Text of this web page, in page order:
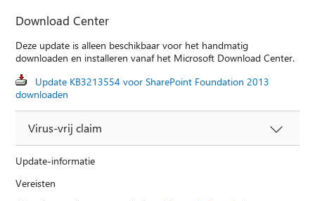
Download Center
Deze update is alleen beschikbaar voor het handmatig
downloaden en installeren vanaf het Microsoft Download Center.
Update KB3213554 voor SharePoint Foundation 2013
downloaden
Virus-vrij claim
Update-informatie
Vereisten